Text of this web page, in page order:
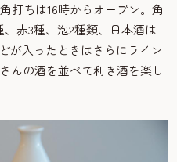
打ちは16時からオープン。角
赤3種、泡2種類、日本酒は
が入ったときはさらにライン
んの酒を並べて利き酒を楽し